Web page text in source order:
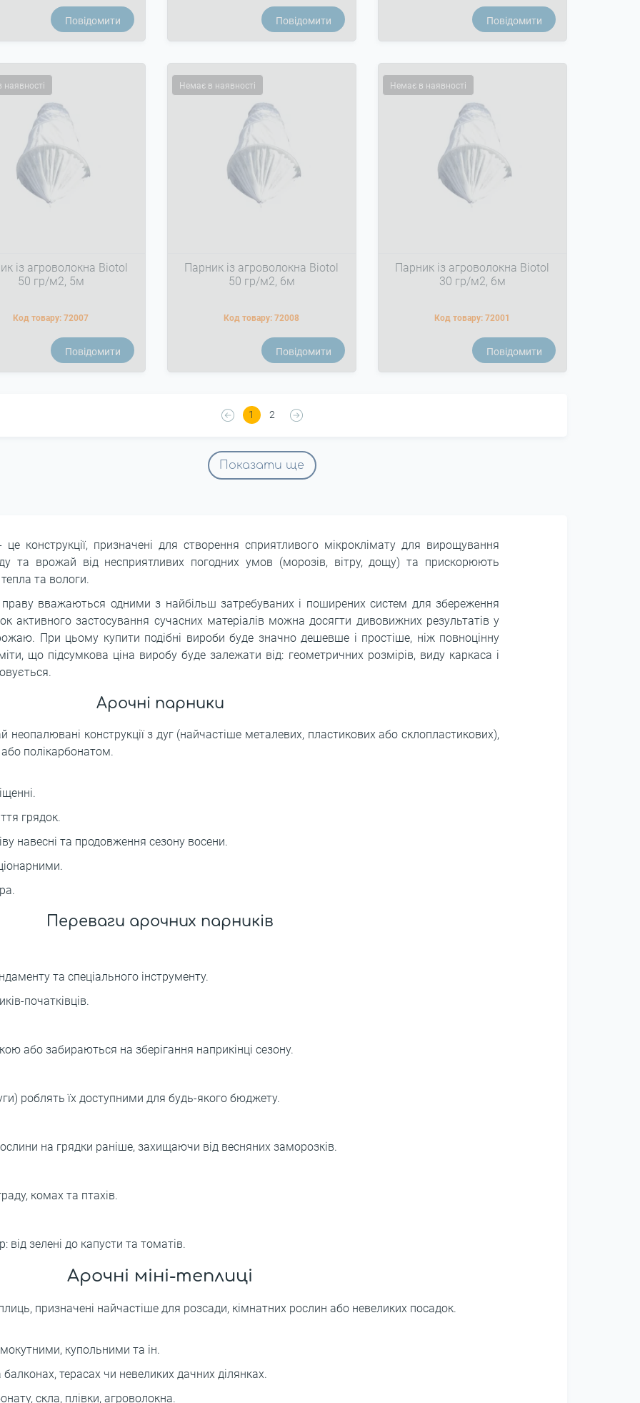
Повідомити Повідомити Повідомити
із агроволокна Biotol
50 гр/м2, 5м
Код товару:72007
Повідомити
Немає в наявності
Парник із агроволокна Biotol
50 гр/м2, 6м
Код товару:72008
Повідомити
Немає в наявності
Парник із агроволокна Biotol
30 гр/м2, 6м
Код товару:72001
Повідомити
1 2
Показати ще
це конструкції, призначені для створення сприятливого мікроклімату для вирощування
та врожай від несприятливих погодних умов (морозів, вітру, дощу) та прискорюють
та вологи.
праву вважаються одними з найбільш затребуваних і поширених систем для збереження
активного застосування сучасних матеріалів можна досягти дивовижних результатів у
При цьому купити подібні вироби буде значно дешевше і простіше, ніж повноцінну
що підсумкова ціна виробу буде залежати від: геометричних розмірів, виду каркаса і
Арочні парники
неопалювані конструкції з дуг (найчастіше металевих, пластикових або склопластикових),
полікарбонатом.
грядок.
навесні та продовження сезону восени.
Переваги арочних парників
та спеціального інструменту.
початківців.
або забираються на зберігання наприкінці сезону.
роблять їх доступними для будь-якого бюджету.
на грядки раніше, захищаючи від весняних заморозків.
комах та птахів.
від зелені до капусти та томатів.
Арочні міні-теплиці
призначені найчастіше для розсади, кімнатних рослин або невеликих посадок.
купольними та ін.
терасах чи невеликих дачних ділянках.
скла, плівки, агроволокна.